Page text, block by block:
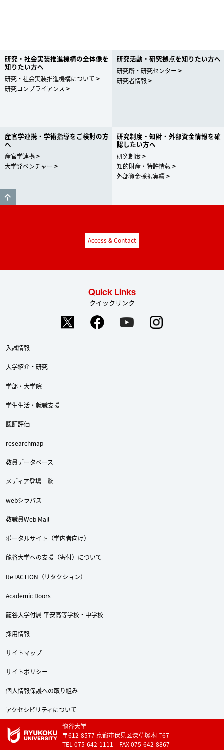
研究・社会実装推進機構の全体像を
知りたい方へ
研究・社会実装推進機構について
研究コンプライアンス
研究活動・研究拠点を知りたい方へ
研究所・研究センター
研究者情報
産官学連携・学術指導をご検討の方
へ
産官学連携
大学発ベンチャー
研究制度・知財・外部資金情報を確
認したい方へ
研究制度
知的財産・特許情報
外部資金採択実績
Access & Contact
Quick Links
クイックリンク
入試情報
大学紹介・研究
学部・大学院
学生生活・就職支援
認証評価
researchmap
教員データベース
メディア登場一覧
webシラバス
教職員Web Mail
ポータルサイト（学内者向け）
龍谷大学への支援（寄付）について
ReTACTION（リタクション）
Academic Doors
龍谷大学付属 平安高等学校・中学校
採用情報
サイトマップ
サイトポリシー
個人情報保護への取り組み
アクセシビリティについて
龍谷大学
〒612-8577 京都市伏見区深草塚本町67
TEL 075-642-1111 FAX 075-642-8867